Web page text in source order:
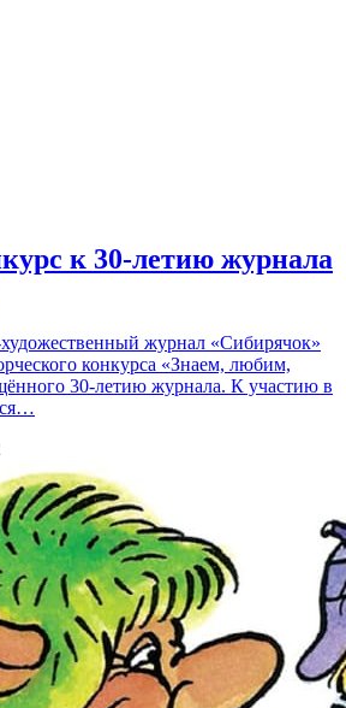
к 30-летию журнала
журнал «Сибирячок»
конкурса «Знаем, любим,
30-летию журнала. К участию в